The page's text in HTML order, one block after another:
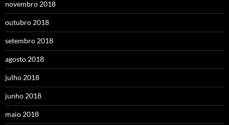
novembro 2018
outubro 2018
setembro 2018
agosto 2018
julho 2018
junho 2018
maio 2018